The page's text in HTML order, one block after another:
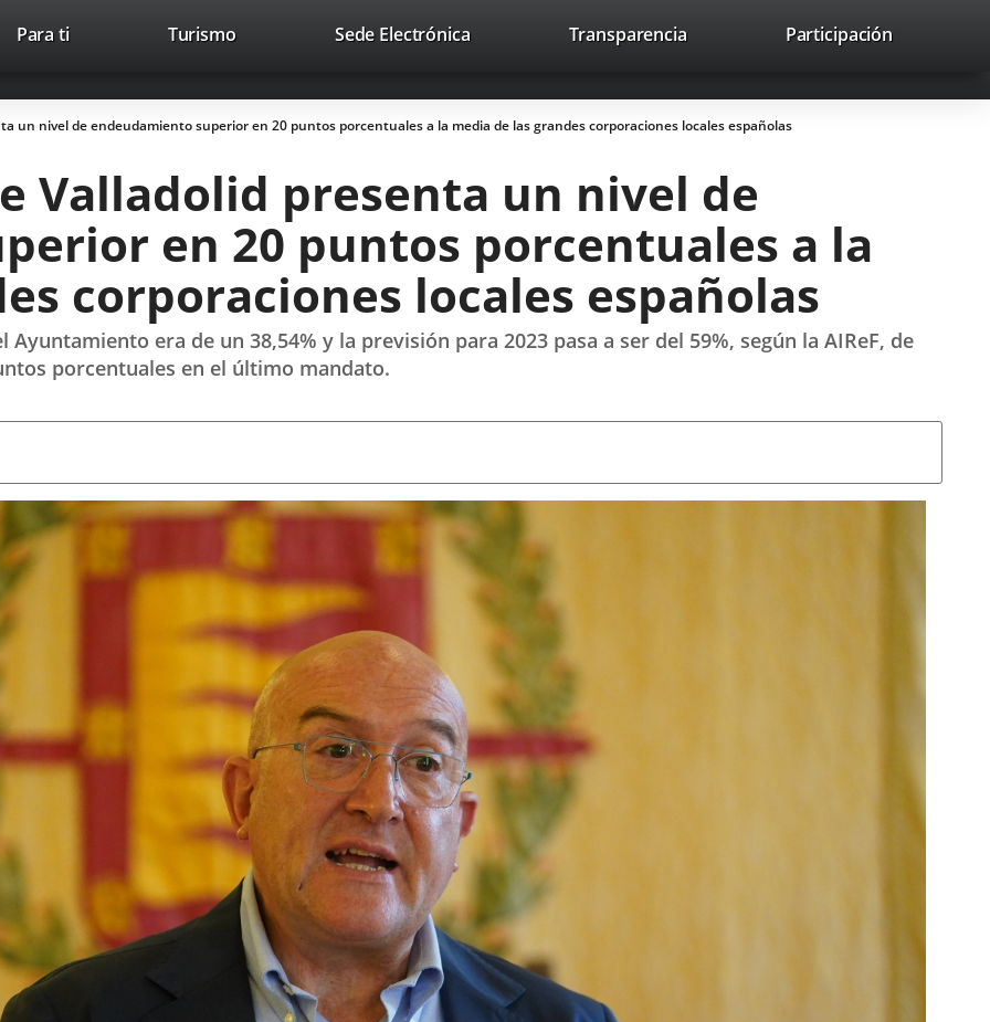
Trabaja con nosotros Contacto avaHeaderSocial
Enlace
una
aplicación
Enlace
una
aplicación
Enlace
una
aplicación
Recherche
Para ti TurismoEste
abrirá
en
ventana
nueva.
Sede ElectrónicaEnlace
aplicación
externa.
Transparencia Participación
un nivel de endeudamiento superior en 20 puntos porcentuales a la media de las grandes corporaciones locales españolas
Valladolid presenta un nivel de
en 20 puntos porcentuales a la
corporaciones locales españolas
era de un 38,54% y la previsión para 2023 pasa a ser del 59%, según la AIReF, de
porcentuales en el último mandato.